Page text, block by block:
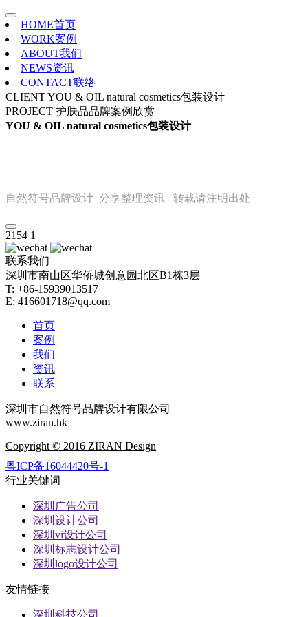
HOME首页
WORK案例
ABOUT我们
NEWS资讯
CONTACT联络
CLIENTYOU & OIL natural cosmetics包装设计
PROJECT 护肤品品牌案例欣赏
YOU & OIL natural cosmetics包装设计
自然符号品牌设计 分享整理资讯 转载请注明出处
2154 1
联系我们
深圳市南山区华侨城创意园北区B1栋3层
T: +86-15939013517
E: 416601718@qq.com
首页
案例
我们
资讯
联系
深圳市自然符号品牌设计有限公司
www.ziran.hk
Copyright © 2016 ZIRAN Design
粤ICP备16044420号-1
行业关键词
深圳广告公司
深圳设计公司
深圳vi设计公司
深圳标志设计公司
深圳logo设计公司
友情链接
深圳科技公司